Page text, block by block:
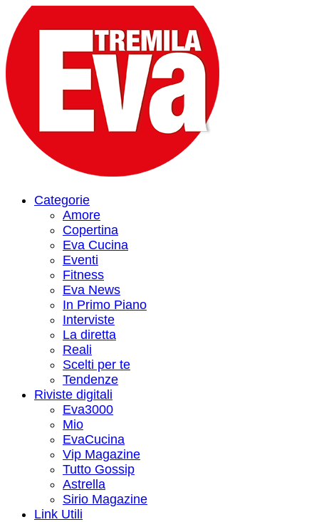
Categorie
Amore
Copertina
Eva Cucina
Eventi
Fitness
Eva News
In Primo Piano
Interviste
La diretta
Reali
Scelti per te
Tendenze
Riviste digitali
Eva3000
Mio
EvaCucina
Vip Magazine
Tutto Gossip
Astrella
Sirio Magazine
Link Utili